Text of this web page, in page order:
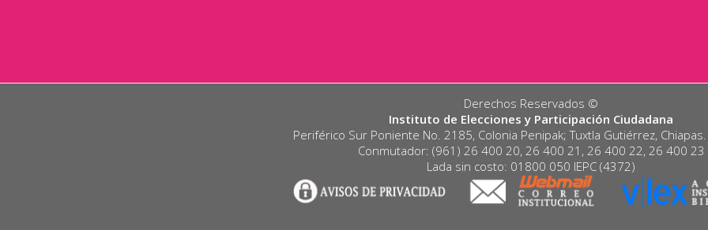
Derechos Reservados ©️
Instituto de Elecciones y Participación Ciudadana
Periférico Sur Poniente No. 2185, Colonia Penipak; Tuxtla Gutiérrez,
Conmutador: (961) 26 400 20, 26 400 21, 26 400 22, 26 400 23
Lada sin costo: 01800 050 IEPC (4372)